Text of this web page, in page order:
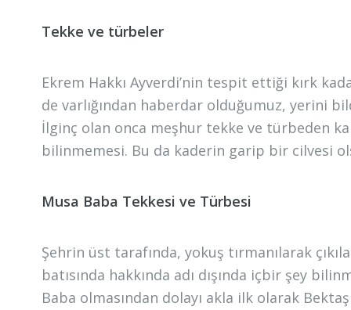
Tekke ve türbeler
Ekrem Hakkı Ayverdi’nin tespit ettiği kırk
de varlığından haberdar olduğumuz, yerini
İlginç olan onca meşhur tekke ve türbeden
bilinmemesi. Bu da kaderin garip bir cilvesi
Musa Baba Tekkesi ve Türbesi
Şehrin üst tarafında, yokuş tırmanılarak
batısında hakkında adı dışında içbir şey
Baba olmasından dolayı akla ilk olarak